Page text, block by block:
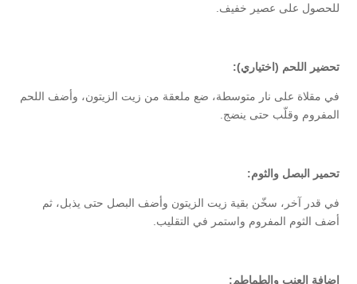
للحصول على عصير خفيف.
تحضير اللحم (اختياري):
في مقلاة على نار متوسطة، ضع ملعقة من زيت الزيتون، وأضف اللحم
المفروم وقلّب حتى ينضج.
تحمير البصل والثوم:
في قدر آخر، سخّن بقية زيت الزيتون وأضف البصل حتى يذبل، ثم
أضف الثوم المفروم واستمر في التقليب.
إضافة العنب والطماطم: